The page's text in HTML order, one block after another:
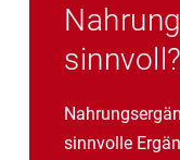
sinnvoll?
sinnvolle